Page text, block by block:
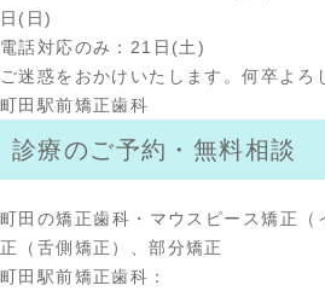
日(日)
電話対応のみ：21日(土)
ご迷惑をおかけいたします。何卒よろ
町田駅前矯正歯科
診療のご予約・無料相談
町田の矯正歯科・マウスピース矯正（
正（舌側矯正）、部分矯正
町田駅前矯正歯科：